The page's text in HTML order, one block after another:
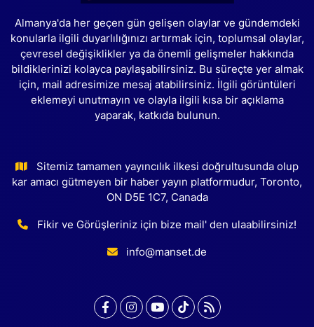
Almanya'da her geçen gün gelişen olaylar ve gündemdeki
konularla ilgili duyarlılığınızı artırmak için, toplumsal olaylar,
çevresel değişiklikler ya da önemli gelişmeler hakkında
bildiklerinizi kolayca paylaşabilirsiniz. Bu süreçte yer almak
için, mail adresimize mesaj atabilirsiniz. İlgili görüntüleri
eklemeyi unutmayın ve olayla ilgili kısa bir açıklama
yaparak, katkıda bulunun.
Sitemiz tamamen yayıncılık ilkesi doğrultusunda olup
kar amacı gütmeyen bir haber yayın platformudur, Toronto,
ON D5E 1C7, Canada
Fikir ve Görüşleriniz için bize mail' den ulaabilirsiniz!
info@manset.de